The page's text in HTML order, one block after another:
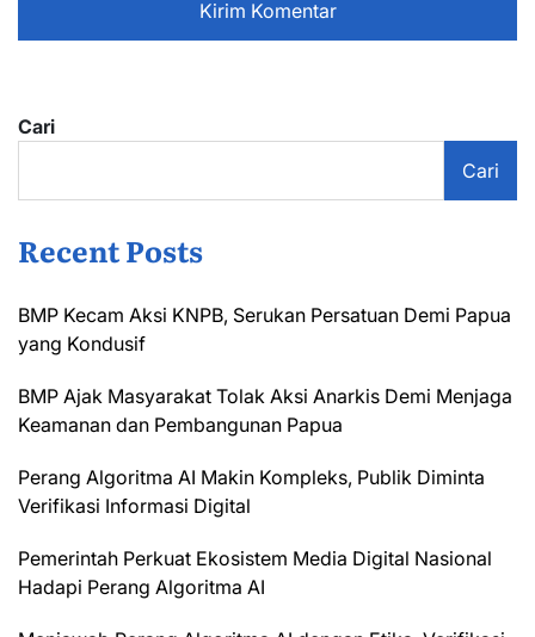
Cari
Cari
Recent Posts
BMP Kecam Aksi KNPB, Serukan Persatuan Demi Papua
yang Kondusif
BMP Ajak Masyarakat Tolak Aksi Anarkis Demi Menjaga
Keamanan dan Pembangunan Papua
Perang Algoritma AI Makin Kompleks, Publik Diminta
Verifikasi Informasi Digital
Pemerintah Perkuat Ekosistem Media Digital Nasional
Hadapi Perang Algoritma AI